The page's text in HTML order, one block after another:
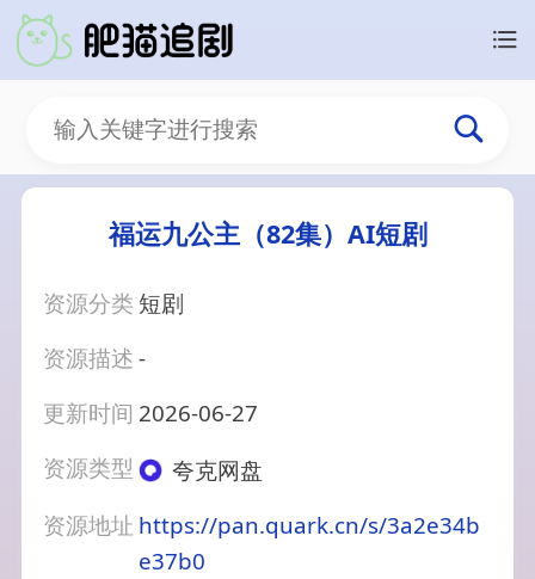
福运九公主（82集）AI短剧
资源分类 短剧
资源描述-
更新时间 2026-06-27
资源类型
夸克网盘
资源地址 https://pan.quark.cn/s/3a2e34b
e37b0